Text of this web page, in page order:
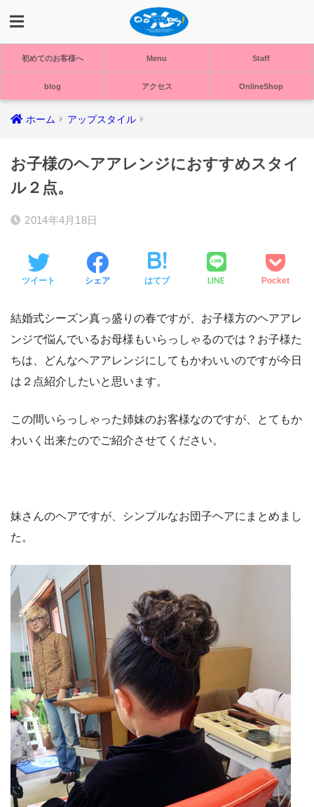
初めてのお客様へ Menu Staff
blog アクセス OnlineShop
ホーム アップスタイル
お子様のヘアアレンジにおすすめスタイ
ル２点。
2014年4月18日
ツイート シェア はてブ LINE Pocket
結婚式シーズン真っ盛りの春ですが、お子様方のヘアアレ
ンジで悩んでいるお母様もいらっしゃるのでは？お子様た
ちは、どんなヘアアレンジにしてもかわいいのですが今日
は２点紹介したいと思います。
この間いらっしゃった姉妹のお客様なのですが、とてもか
わいく出来たのでご紹介させてください。
妹さんのヘアですが、シンプルなお団子ヘアにまとめまし
た。